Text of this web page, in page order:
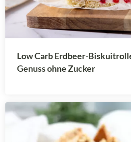
Low Carb Erdbeer-
Genuss ohne Zucker